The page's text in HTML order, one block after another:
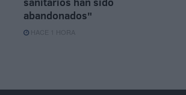
abandonados"
HACE 1 HORA